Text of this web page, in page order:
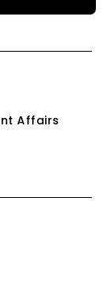
Affairs